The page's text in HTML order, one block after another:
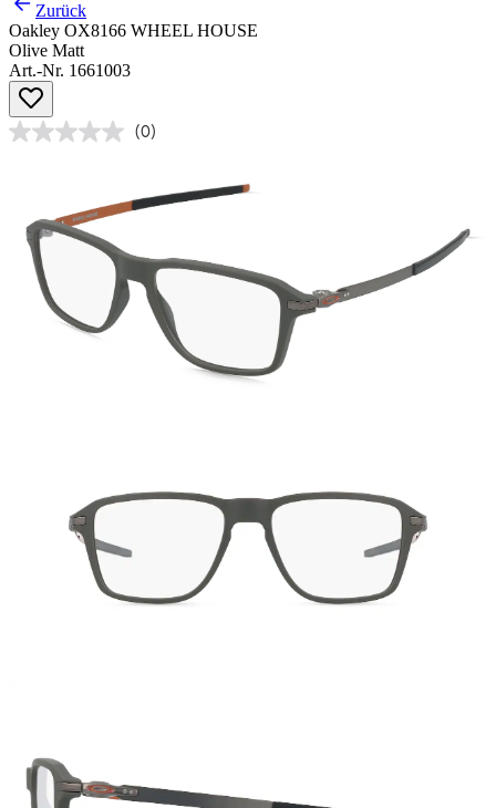
Zurück
Oakley OX8166 WHEEL HOUSE
Olive Matt
Art.-Nr. 1661003
(0)